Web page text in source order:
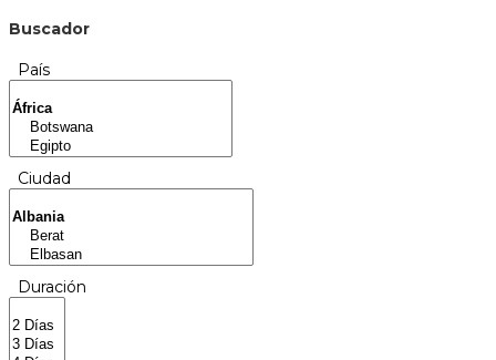
Buscador
País
Ciudad
Duración